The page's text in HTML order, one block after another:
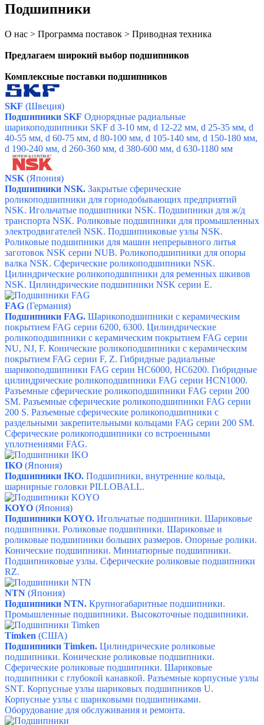
Подшипники
О нас > Программа поставок > Приводная техника
Предлагаем широкий выбор подшипников
Комплексные поставки подшипников
SKF (Швеция)
Подшипники SKF Однорядные радиальные
шарикоподшипники SKF d 3-10 мм, d 12-22 мм, d 25-35 мм, d
40-55 мм, d 60-75 мм, d 80-100 мм, d 105-140 мм, d 150-180 мм,
d 190-240 мм, d 260-360 мм, d 380-600 мм, d 630-1180 мм
NSK (Япония)
Подшипники NSK. Закрытые сферические
роликоподшипники для горнодобывающих предприятий
NSK. Игольчатые подшипники NSK. Подшипники для ж/д
транспорта NSK. Роликовые подшипники для промышленных
электродвигателей NSK. Подшипниковые узлы NSK.
Роликовые подшипники для машин непрерывного литья
заготовок NSK серии NUB. Роликоподшипники для опоры
валка NSK. Сферические роликоподшипники NSK.
Цилиндрические роликоподшипники для ременных шкивов
NSK. Цилиндрические подшипники NSK серии Е.
FAG (Германия)
Подшипники FAG. Шарикоподшипники с керамическим
покрытием FAG серии 6200, 6300. Цилиндрические
роликоподшипники с керамическим покрытием FAG серии
NU, NJ, F. Конические роликоподшипники с керамическим
покрытием FAG серии F, Z. Гибридные радиальные
шарикоподшипники FAG серии HC6000, HC6200. Гибридные
цилиндрические роликоподшипники FAG серии HCN1000.
Разъемные сферические роликоподшипники FAG серии 200
SM. Разъемные сферические роликоподшипники FAG серии
200 S. Разъемные сферические роликоподшипники с
раздельными закрепительными кольцами FAG серии 200 SM.
Сферические роликоподшипники со встроенными
уплотнениями FAG.
IKO (Япония)
Подшипники IKO. Подшипники, внутренние кольца,
шарнирные головки PILLOBALL.
KOYO (Япония)
Подшипники KOYO. Игольчатые подшипники. Шариковые
подшипники. Роликовые подшипники. Шариковые и
роликовые подшипники больших размеров. Опорные ролики.
Конические подшипники. Миниатюрные подшипники.
Подшипниковые узлы. Сферические роликовые подшипники
RZ.
NTN (Япония)
Подшипники NTN. Крупногабаритные подшипники.
Промышленные подшипники. Высокоточные подшипники.
Timken (США)
Подшипники Timken. Цилиндрические роликовые
подшипники. Конические роликовые подшипники.
Сферические роликовые подшипники. Шариковые
подшипники с глубокой канавкой. Разъемные корпусные узлы
SNT. Корпусные узлы шариковых подшипников U.
Корпусные узлы с шариковыми подшипниками.
Оборудование для обслуживания и ремонта.